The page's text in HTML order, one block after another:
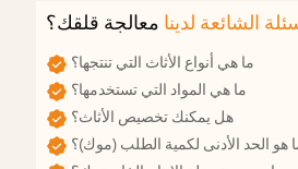
الشائعة لدينا معالجة قلقك؟
ما هي أنواع الأثاث التي تنتجها؟
ما هي المواد التي تستخدمها؟
هل يمكنك تخصيص الأثاث؟
هو الحد الأدنى لكمية الطلب (موك)؟